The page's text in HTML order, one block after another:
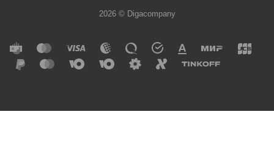
2026 © Digacompany